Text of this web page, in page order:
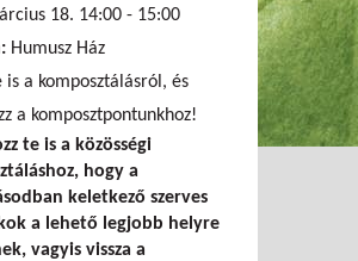
18. 14:00 - 15:00
Humusz Ház
is a komposztálásról, és
a komposztpontunkhoz!
te is a közösségi
hogy a
keletkező szerves
a lehető legjobb helyre
vagyis vissza a